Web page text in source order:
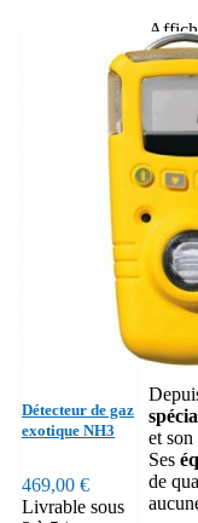
Détecteur de gaz
exotique NH3
469,00 €
Livrable sous

Suivant
et
Ses
de